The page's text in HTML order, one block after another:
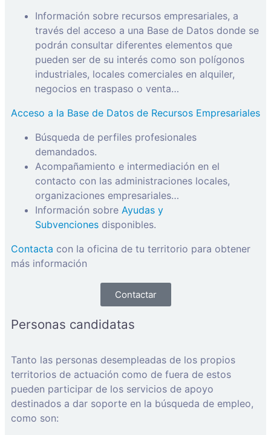
Información sobre recursos empresariales, a
través del acceso a una Base de Datos donde se
podrán consultar diferentes elementos que
pueden ser de su interés como son polígonos
industriales, locales comerciales en alquiler,
negocios en traspaso o venta…
Acceso a la Base de Datos de Recursos Empresariales
Búsqueda de perfiles profesionales
demandados.
Acompañamiento e intermediación en el
contacto con las administraciones locales,
organizaciones empresariales…
Información sobre Ayudas y
Subvenciones disponibles.
Contacta con la oficina de tu territorio para obtener
más información
Contactar
Personas candidatas
Tanto las personas desempleadas de los propios
territorios de actuación como de fuera de estos
pueden participar de los servicios de apoyo
destinados a dar soporte en la búsqueda de empleo,
como son: